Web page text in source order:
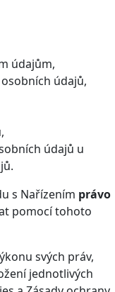
údajům,
údajů,
údajů u
s Nařízením právo
pomocí tohoto
svých práv,
jednotlivých